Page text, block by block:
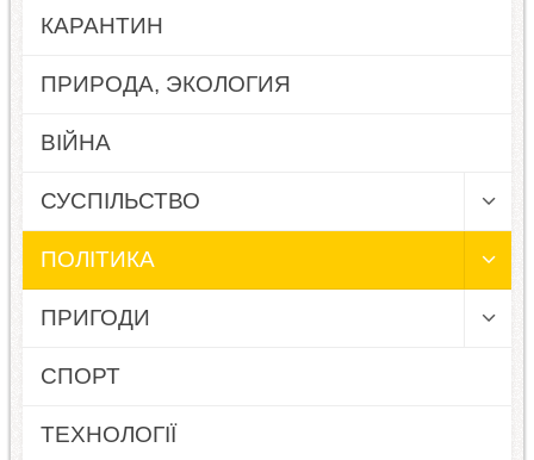
КАРАНТИН
ПРИРОДА, ЭКОЛОГИЯ
ВІЙНА
СУСПІЛЬСТВО
ПОЛІТИКА
ПРИГОДИ
СПОРТ
ТЕХНОЛОГІЇ